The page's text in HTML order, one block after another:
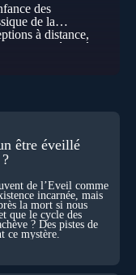
des
de la
à distance,
ces phénomènes
le temps… et
consciences
et toujours, cette
que lui-même
d’explorer ces
être éveillé
de l’Éveil comme
incarnée, mais
la mort si nous
que le cycle des
? Des pistes de
ce mystère.